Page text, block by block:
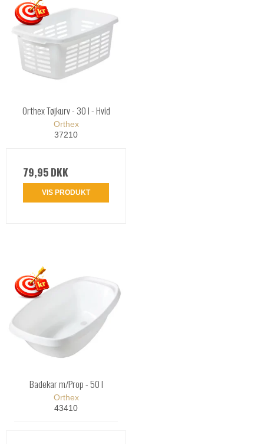
Orthex Tøjkurv - 30 l - Hvid
Orthex
37210
79,95 DKK
VIS PRODUKT
Badekar m/Prop - 50 l
Orthex
43410